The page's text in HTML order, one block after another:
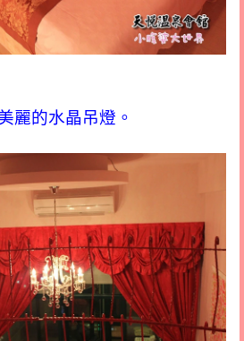
麗的水晶吊燈。